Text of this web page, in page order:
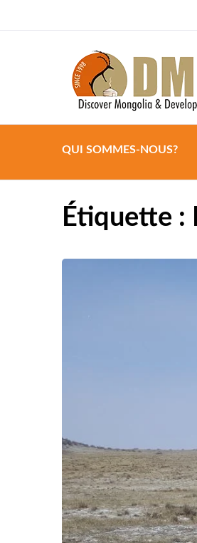
QUI SOMMES-NOUS?
Étiquette :